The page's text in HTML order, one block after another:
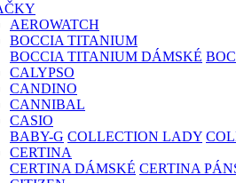
AEROWATCH
BOCCIA TITANIUM
BOCCIA TITANIUM DÁMSKÉ
CALYPSO
CANDINO
CANNIBAL
CASIO
BABY-G COLLECTION LADY
CERTINA
CERTINA DÁMSKÉ CERTINA